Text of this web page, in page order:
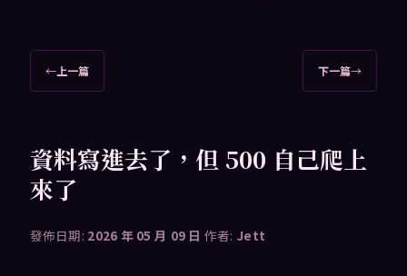
章
←上一篇 下一篇→
資料寫進去了，但 500 自己爬上
來了
發佈日期: 2026 年 05 月 09 日 作者: Jett